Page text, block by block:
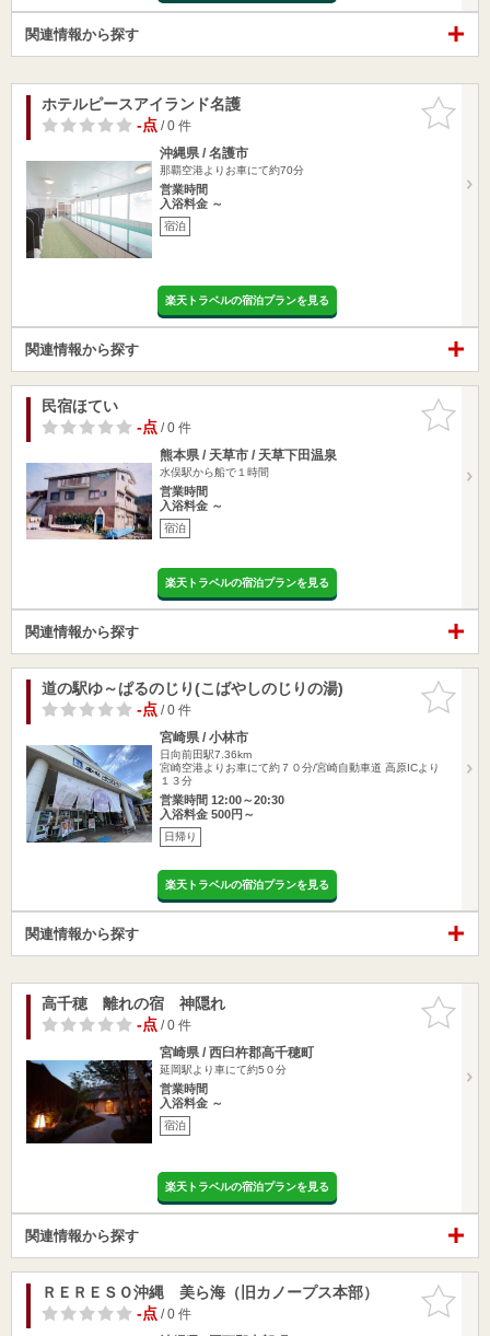
関連情報から探す
お気に入
りに追加
ホテルピースアイランド名護
-点/ 0 件
沖縄県 / 名護市
那覇空港よりお車にて約70分
営業時間
入浴料金 ～
宿泊
楽天トラベルの宿泊プランを見る
関連情報から探す
お気に入
りに追加
民宿ほてい
-点/ 0 件
熊本県 / 天草市 / 天草下田温泉
水俣駅から船で１時間
営業時間
入浴料金 ～
宿泊
楽天トラベルの宿泊プランを見る
関連情報から探す
お気に入
りに追加
道の駅ゆ～ぱるのじり(こばやしのじりの湯)
-点/ 0 件
宮崎県 / 小林市
日向前田駅7.36km
宮崎空港よりお車にて約７０分/宮崎自動車道 高原ICより
１３分
営業時間 12:00～20:30
入浴料金 500円～
日帰り
楽天トラベルの宿泊プランを見る
関連情報から探す
お気に入
りに追加
高千穂 離れの宿 神隠れ
-点/ 0 件
宮崎県 / 西臼杵郡高千穂町
延岡駅より車にて約5０分
営業時間
入浴料金 ～
宿泊
楽天トラベルの宿泊プランを見る
関連情報から探す
お気に入
りに追加
ＲＥＲＥＳＯ沖縄 美ら海（旧カノープス本部）
-点/ 0 件